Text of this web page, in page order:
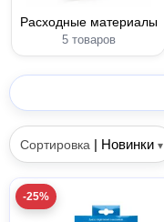
Расходные материалы
5 товаров
Сортировка | Новинки ▾
-25%